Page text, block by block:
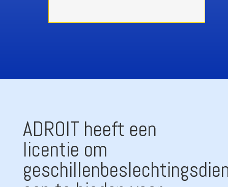
ADROIT heeft een
licentie om